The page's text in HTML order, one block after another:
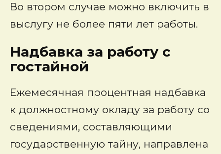
Во втором случае можно включить в
выслугу не более пяти лет работы.
Надбавка за работу с
гостайной
Ежемесячная процентная надбавка
к должностному окладу за работу со
сведениями, составляющими
государственную тайну, направлена